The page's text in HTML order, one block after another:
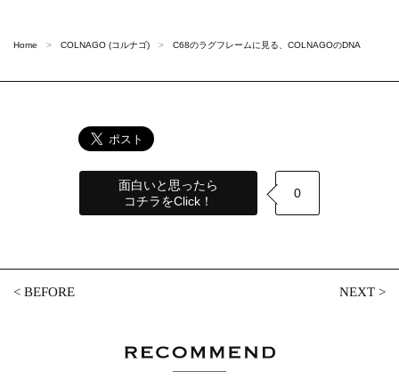
Home COLNAGO (コルナゴ) C68のラグフレームに見る、COLNAGOのDNA
面白いと思ったら
コチラをClick！
0
<BEFORE NEXT>